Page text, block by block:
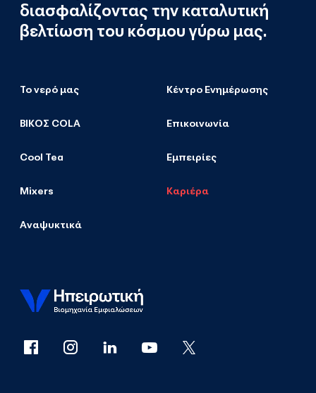
διασφαλίζοντας την καταλυτική
βελτίωση του κόσμου γύρω μας.
Το νερό μας
ΒΙΚΟΣ COLA
Cool Tea
Mixers
Αναψυκτικά
Κέντρο Ενημέρωσης
Επικοινωνία
Εμπειρίες
Καριέρα